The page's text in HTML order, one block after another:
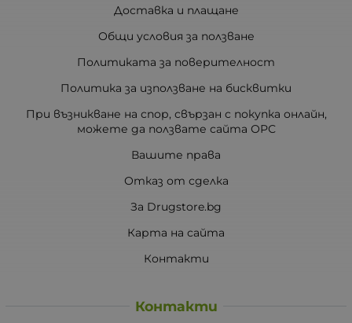
Доставка и плащане
Общи условия за ползване
Политиката за поверителност
Политика за използване на бисквитки
При възникване на спор, свързан с покупка онлайн,
можете да ползвате сайта ОРС
Вашите права
Отказ от сделка
За Drugstore.bg
Карта на сайта
Контакти
Контакти